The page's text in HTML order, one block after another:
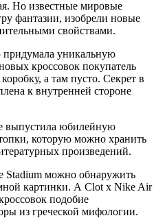
Но известные мировые
фантазии, изобрели новые
свойствами.
уникальную
кроссовок покупатель
а там пусто. Секрет в
к внутренней стороне
выпустила юбилейную
которую можно хранить
произведений.
Stadium можно обнаружить
картинки. А Clot x Nike Air
подобие
из греческой мифологии.